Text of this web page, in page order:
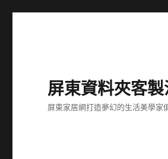
屏東資料夾客
屏東家居網打造夢幻的生活美學家